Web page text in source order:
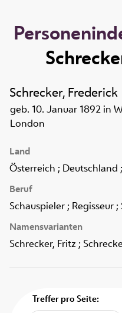
Schrecker, Frederick
geb. 10. Januar 1892 in
London
Land
Österreich ;
Beruf
Schauspieler ; Regisseur
Namensvarianten
Schrecker, Fritz ;
Treffer pro Seite: